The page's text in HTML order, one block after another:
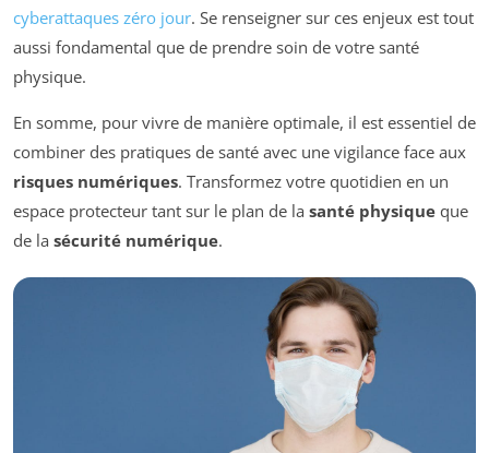
cyberattaques zéro jour. Se renseigner sur ces enjeux est tout
aussi fondamental que de prendre soin de votre santé
physique.
En somme, pour vivre de manière optimale, il est essentiel de
combiner des pratiques de santé avec une vigilance face aux
risques numériques. Transformez votre quotidien en un
espace protecteur tant sur le plan de la santé physique que
de la sécurité numérique.